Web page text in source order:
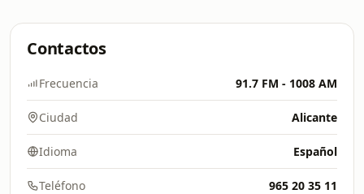
Contactos
Frecuencia 91.7 FM - 1008 AM
Ciudad Alicante
Idioma Español
Teléfono 965 20 35 11